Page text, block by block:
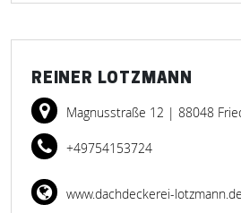
REINER LOTZMANN
Magnusstraße 12 | 88048
+49754153724
www.dachdeckerei-lotzmann.de